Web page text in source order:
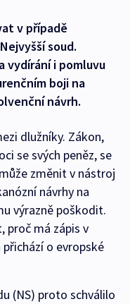
v případě
soud.
vydírání i pomluvu
boji na
návrh.
dlužníky. Zákon,
se svých peněz, se
změnit v nástroj
návrhy na
výrazně poškodit.
proč má zápis v
o evropské
(NS) proto schválilo